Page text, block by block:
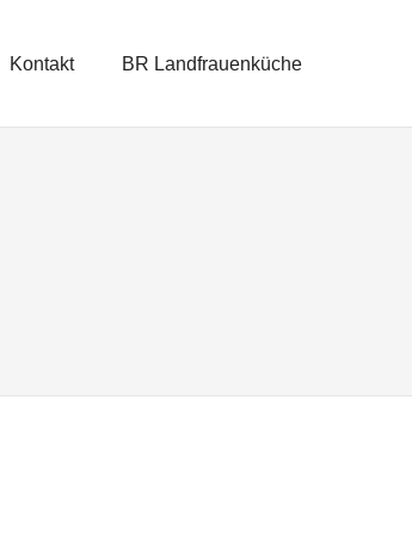
Kontakt BR Landfrauenküche